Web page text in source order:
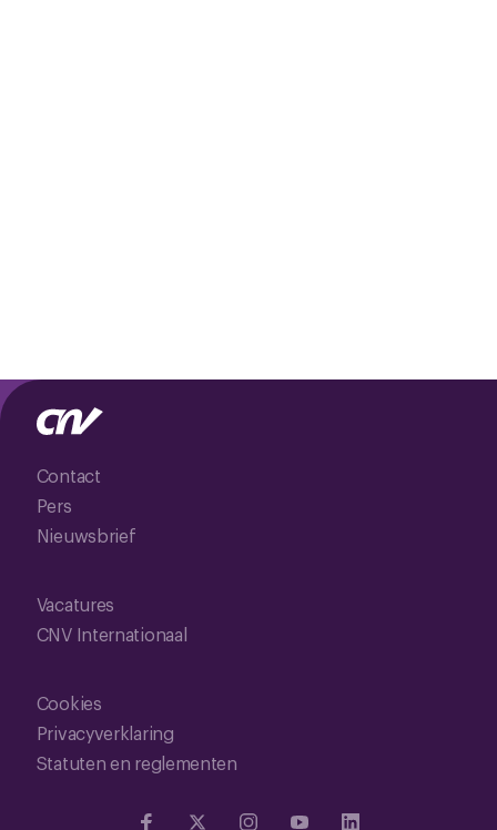
Contact
Pers
Nieuwsbrief
Vacatures
CNV Internationaal
Cookies
Privacyverklaring
Statuten en reglementen